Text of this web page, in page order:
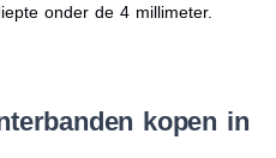
onder de 4 millimeter.
kopen in